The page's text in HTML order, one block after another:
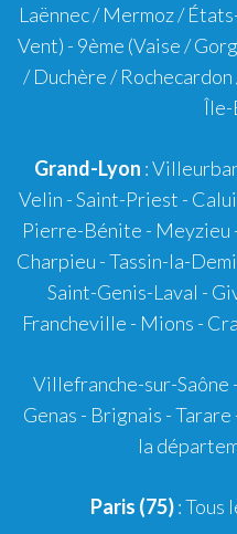
Laënnec / Mermoz /
Vent) - 9ème (Vaise /
/ Duchère /
Île-
Grand-Lyon :
Velin -Saint-Priest -
Pierre-Bénite - Meyzieu
Charpieu -Tassin-la-
Saint-Genis-Laval -
Francheville - Mions -
Villefranche-sur-Saône -
Genas - Brignais -Tarare
la
Paris (75): Tous